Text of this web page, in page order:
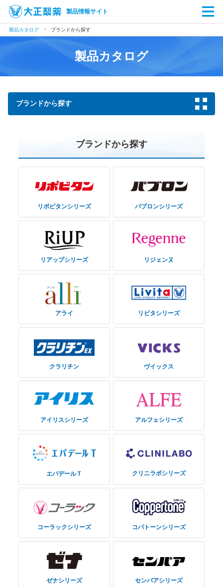
製品情報サイト
製品カタログ ブランドから探す
製品カタログ
ブランドから探す
ブランドから探す
リポビタンシリーズ パブロンシリーズ
リアップシリーズ リジェンヌ
アライ リビタシリーズ
クラリチン ヴイックス
アイリスシリーズ アルフェシリーズ
エパデールＴ クリニラボシリーズ
コーラックシリーズ コパトーンシリーズ
ゼナシリーズ センパアシリーズ